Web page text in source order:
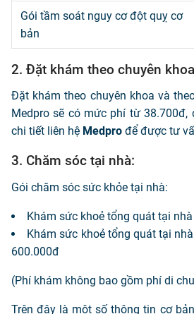
Gói tầm soát nguy cơ đột quỵ cơ
bản
2. Đặt khám theo chuyên
Đặt khám theo chuyên khoa và
Medpro sẽ có mức phí từ 38.700đ,
chi tiết liên hệ Medpro để được tư
3. Chăm sóc tại nhà:
Gói chăm sóc sức khỏe tại nhà:
Khám sức khoẻ tổng quát tại
Khám sức khoẻ tổng quát tại
600.000đ
(Phí khám không bao gồm phí di
Trên đây là một số thông tin cơ